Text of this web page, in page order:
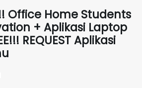
!!! Office Home Students
+ Aplikasi Laptop
REQUEST Aplikasi